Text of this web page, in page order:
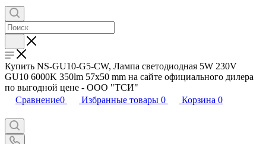
Купить NS-GU10-G5-CW, Лампа светодиодная 5W 230V
GU10 6000K 350lm 57x50 mm на сайте официального дилера
по выгодной цене - ООО "ТСИ"
Сравнение0 Избранные товары 0 Корзина 0